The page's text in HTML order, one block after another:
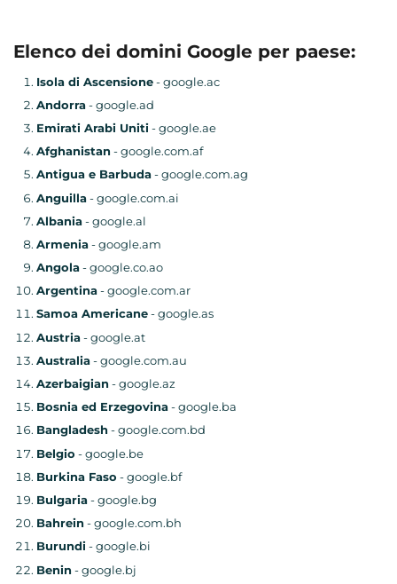
Elenco dei domini Google per paese:
Isola di Ascensione- google.ac
Andorra- google.ad
Emirati Arabi Uniti- google.ae
Afghanistan - google.com.af
Antigua e Barbuda- google.com.ag
Anguilla- google.com.ai
Albania- google.al
Armenia- google.am
Angola- google.co.ao
Argentina- google.com.ar
Samoa Americane- google.as
Austria- google.at
Australia- google.com.au
Azerbaigian - google.az
Bosnia ed Erzegovina- google.ba
Bangladesh - google.com.bd
Belgio - google.be
Burkina Faso - google.bf
Bulgaria- google.bg
Bahrein - google.com.bh
Burundi- google.bi
Benin - google.bj